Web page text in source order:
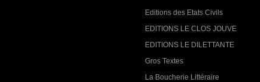
Editions des Etats Civils
EDITIONS LE CLOS JOUVE
EDITIONS LE DILETTANTE
Gros Textes
La Boucherie Littéraire